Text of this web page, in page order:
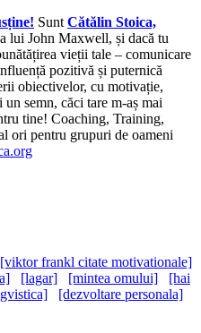
Sunt Cătălin Stoica,
lui John Maxwell, și dacă tu
vieții tale – comunicare
pozitivă și puternică
obiectivelor, cu motivație,
semn, căci tare m-aș mai
tine! Coaching, Training,
ori pentru grupuri de oameni
[viktor frankl citate motivationale]
[lagar] [mintea omului]
[hai
[dezvoltare personala]